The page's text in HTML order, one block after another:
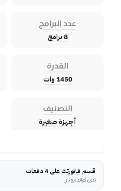
عدد البرامج
8 برامج
القدرة
1450 وات
التصنيف
أجهزة صغيرة
قسم فاتورتك على 4 دفعات
بدون فوائد مع تابي